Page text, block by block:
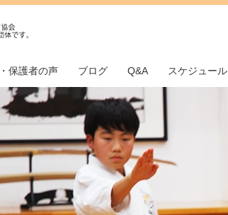
保護者の声 ブログ Q&A スケジュール